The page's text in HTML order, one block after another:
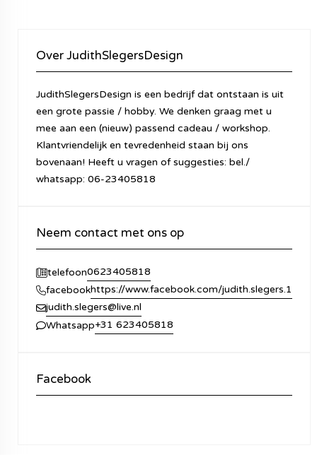
Over JudithSlegersDesign
JudithSlegersDesign is een bedrijf dat ontstaan is uit
een grote passie / hobby. We denken graag met u
mee aan een (nieuw) passend cadeau / workshop.
Klantvriendelijk en tevredenheid staan bij ons
bovenaan! Heeft u vragen of suggesties: bel./
whatsapp: 06-23405818
Neem contact met ons op
telefoon0623405818
facebookhttps://www.facebook.com/judith.slegers.1
judith.slegers@live.nl
Whatsapp+31 623405818
Facebook